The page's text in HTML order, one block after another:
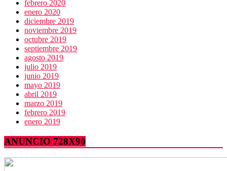
febrero 2020
enero 2020
diciembre 2019
noviembre 2019
octubre 2019
septiembre 2019
agosto 2019
julio 2019
junio 2019
mayo 2019
abril 2019
marzo 2019
febrero 2019
enero 2019
ANUNCIO 728X90